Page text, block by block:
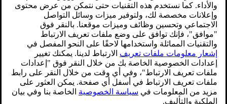
البدء الأوتوماتيكي لوظيفةمزيل الصقيع عن النافذة الخلفية
.
نظام جودة الهواء الداخلي*
.
البدء التلقائي من أجلتدفئة مقعد السائق.
البدء التلقائي من أجلتدفئة عجلة القيادة.
مزيد من المعلومات تتوفر في وصفنظام القائمة.
يمكن إعادة ضبط وظائف نظام التحكم في المناخ من نظام القائمة
MY CAR وضبطها على الإعدادات الافتراضية. للحصول على وصف
لنظام القائمة، راجع
MY CAR